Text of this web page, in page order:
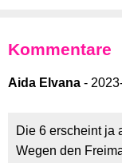
Kommentare
Aida Elvana -
Die 6 erscheint ja
Wegen den